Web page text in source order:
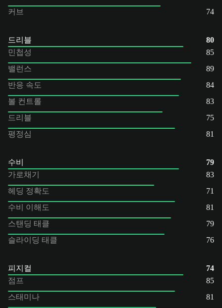
커브
74
드리블
80
민첩성
85
밸런스
89
반응 속도
84
볼 컨트롤
83
드리블
75
평정심
81
수비
79
가로채기
83
헤딩 정확도
71
수비 이해도
81
스탠딩 태클
79
슬라이딩 태클
76
피지컬
74
점프
85
스태미나
81